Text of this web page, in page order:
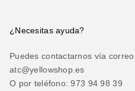
¿Necesitas ayuda?
Puedes contactarnos vía
atc@yellowshop.es
O por teléfono: 973 94 98 39